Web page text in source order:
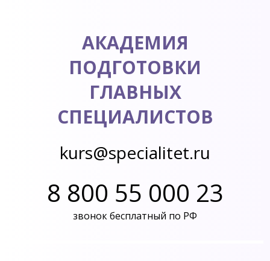
АКАДЕМИЯ
ПОДГОТОВКИ
ГЛАВНЫХ
СПЕЦИАЛИСТОВ
kurs@specialitet.ru
8 800 55 000 23
звонок бесплатный по РФ